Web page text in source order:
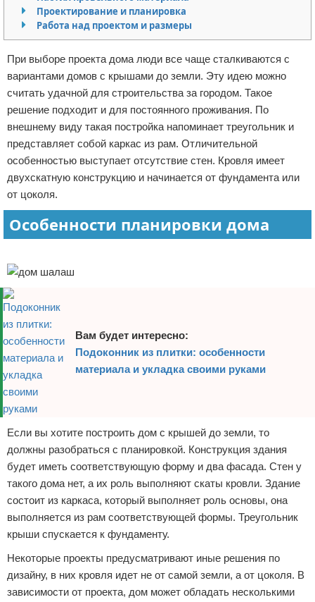
Домашний быт
Сантехника
Безопасность
Стройматериалы
Разное
Отказ от ответственности
Проектирование и планировка
Работа над проектом и размеры
При выборе проекта дома люди все чаще сталкиваются с
вариантами домов с крышами до земли. Эту идею можно
считать удачной для строительства за городом. Такое
решение подходит и для постоянного проживания. По
внешнему виду такая постройка напоминает треугольник и
представляет собой каркас из рам. Отличительной
особенностью выступает отсутствие стен. Кровля имеет
двухскатную конструкцию и начинается от фундамента или
от цоколя.
Особенности планировки дома
Вам будет интересно:
Подоконник из плитки: особенности
материала и укладка своими руками
Если вы хотите построить дом с крышей до земли, то
должны разобраться с планировкой. Конструкция здания
будет иметь соответствующую форму и два фасада. Стен у
такого дома нет, а их роль выполняют скаты кровли. Здание
состоит из каркаса, который выполняет роль основы, она
выполняется из рам соответствующей формы. Треугольник
крыши спускается к фундаменту.
Некоторые проекты предусматривают иные решения по
дизайну, в них кровля идет не от самой земли, а от цоколя. В
зависимости от проекта, дом может обладать несколькими